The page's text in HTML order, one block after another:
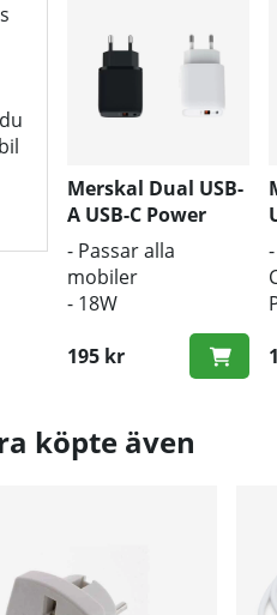
Merskal Dual USB-
A USB-C Power
Adapter 18W
- Passar alla
mobiler
- 18W
laddningsstyrka
- USB-C och USB-A
195 kr
köpte även